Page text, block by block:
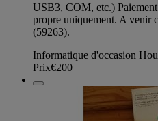
USB3, COM, etc.) Paiement
propre uniquement. A venir
(59263).
Informatique d'occasion
Prix€200